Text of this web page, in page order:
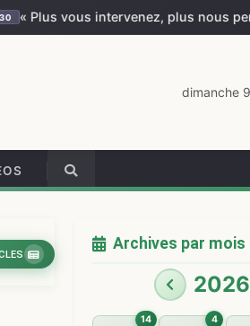
Plus vous intervenez, plus nous
dimanche
Archives par mois
2026
14 4